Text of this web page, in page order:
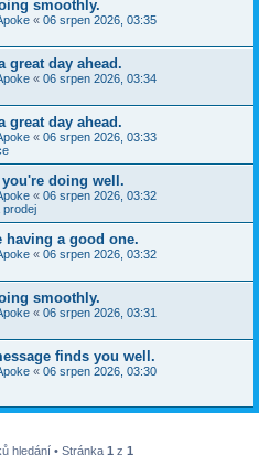
smoothly.
« 06 srpen 2026, 03:35
great day ahead.
« 06 srpen 2026, 03:34
great day ahead.
« 06 srpen 2026, 03:33
doing well.
« 06 srpen 2026, 03:32
prodej
having a good one.
« 06 srpen 2026, 03:32
smoothly.
« 06 srpen 2026, 03:31
finds you well.
« 06 srpen 2026, 03:30
hledání • Stránka 1 z 1